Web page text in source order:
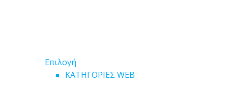
Επιλογή
το
ΚΑΤΗΓΟΡΙΕΣ WEB